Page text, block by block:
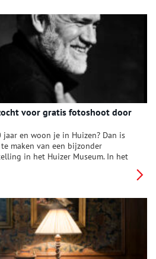
ouders? Frans Grijzenhout, emeritus
aan de Universiteit van
onderzoek naar de identiteit van
voor gratis fotoshoot door
en woon je in Huizen? Dan is
maken van een bijzonder
in het Huizer Museum. In het
die zich willen laten